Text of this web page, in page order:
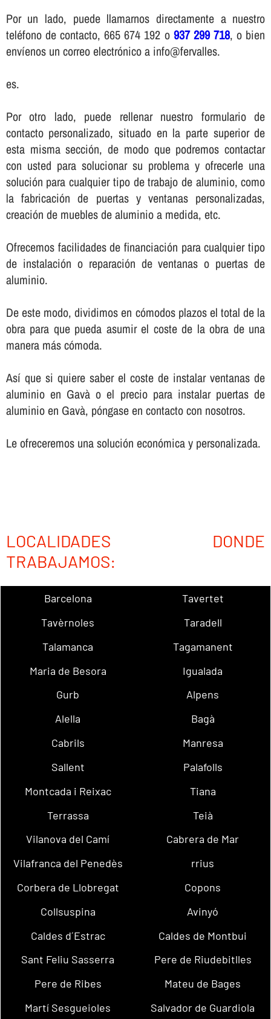
Por un lado, puede llamarnos directamente a nuestro
teléfono de contacto, 665 674 192 o 937 299 718, o bien
enví­enos un correo electrónico a info@fervalles.
es.
Por otro lado, puede rellenar nuestro formulario de
contacto personalizado, situado en la parte superior de
esta misma sección, de modo que podremos contactar
con usted para solucionar su problema y ofrecerle una
solución para cualquier tipo de trabajo de aluminio, como
la fabricación de puertas y ventanas personalizadas,
creación de muebles de aluminio a medida, etc.
Ofrecemos facilidades de financiación para cualquier tipo
de instalación o reparación de ventanas o puertas de
aluminio.
De este modo, dividimos en cómodos plazos el total de la
obra para que pueda asumir el coste de la obra de una
manera más cómoda.
Así­ que si quiere saber el coste de instalar ventanas de
aluminio en Gavà o el precio para instalar puertas de
aluminio en Gavà, póngase en contacto con nosotros.
Le ofreceremos una solución económica y personalizada.
LOCALIDADES DONDE
TRABAJAMOS:
Barcelona
Tavertet
Tavèrnoles
Taradell
Talamanca
Tagamanent
Maria de Besora
Igualada
Gurb
Alpens
Alella
Bagà
Cabrils
Manresa
Sallent
Palafolls
Montcada i Reixac
Tiana
Terrassa
Teià
Vilanova del Camí
Cabrera de Mar
Vilafranca del Penedès
rrius
Corbera de Llobregat
Copons
Collsuspina
Avinyó
Caldes d´Estrac
Caldes de Montbui
Sant Feliu Sasserra
Pere de Riudebitlles
Pere de Ribes
Mateu de Bages
Martí Sesgueioles
Salvador de Guardiola